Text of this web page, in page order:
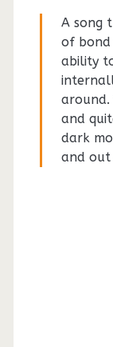
A song
of bond
ability
around.
and
dark
and out